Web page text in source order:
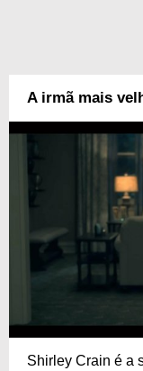
A irmã mais
Shirley Crain é a